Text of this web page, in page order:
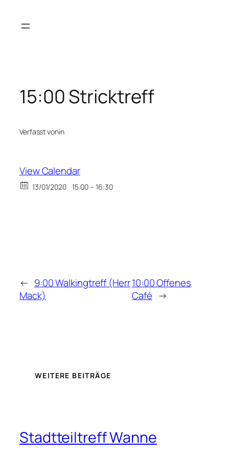
Inhalt
15:00 Stricktreff
Verfasst vonin
View Calendar
13/01/2020 15:00 – 16:30
← 9:00 Walkingtreff (Herr
Mack)
10:00 Offenes
Café →
WEITERE BEITRÄGE
Stadtteiltreff Wanne